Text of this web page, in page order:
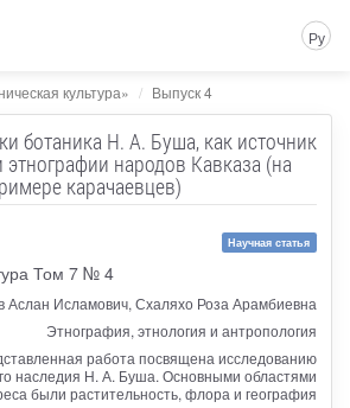
Ру
культура» Выпуск 4
ботаника Н. А. Буша, как источник
народов Кавказа (на
карачаевцев)
Научная статья
Том 7 № 4
Аслан Исламович, Схаляхо Роза Арамбиевна
Этнография, этнология и антропология
работа посвящена исследованию
наследия Н. А. Буша. Основными областями
были растительность, флора и география